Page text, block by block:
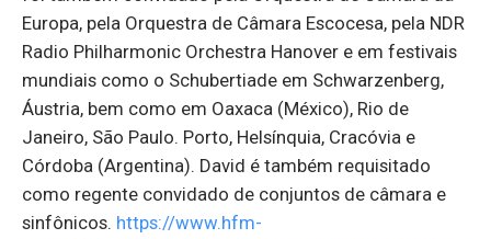
Europa, pela Orquestra de Câmara Escocesa, pela NDR
Radio Philharmonic Orchestra Hanover e em festivais
mundiais como o Schubertiade em Schwarzenberg,
Áustria, bem como em Oaxaca (México), Rio de
Janeiro, São Paulo. Porto, Helsínquia, Cracóvia e
Córdoba (Argentina). David é também requisitado
como regente convidado de conjuntos de câmara e
sinfônicos. https://www.hfm-